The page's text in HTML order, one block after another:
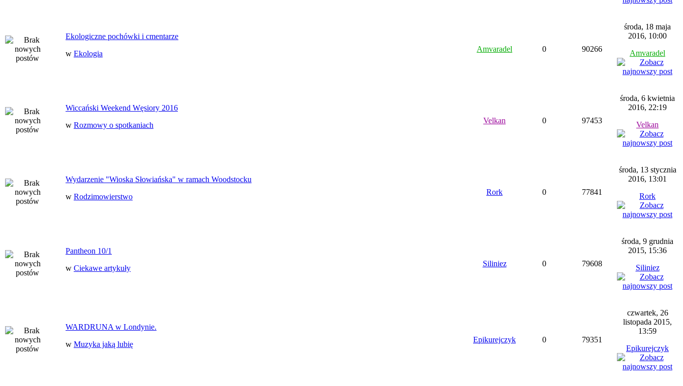
Ekologiczne pochówki i cmentarze
w Ekologia
Amvaradel 0 90266
środa, 18 maja
2016, 10:00
Amvaradel
Wiccański Weekend Węsiory 2016
w Rozmowy o spotkaniach
Velkan 0 97453
środa, 6 kwietnia
2016, 22:19
Velkan
Wydarzenie "Wioska Słowiańska" w ramach Woodstocku
w Rodzimowierstwo
Rork 0 77841
środa, 13 stycznia
2016, 13:01
Rork
Pantheon 10/1
w Ciekawe artykuły
Siliniez 0 79608
środa, 9 grudnia
2015, 15:36
Siliniez
WARDRUNA w Londynie.
w Muzyka jaką lubię
Epikurejczyk 0 79351
czwartek, 26
listopada 2015,
13:59
Epikurejczyk